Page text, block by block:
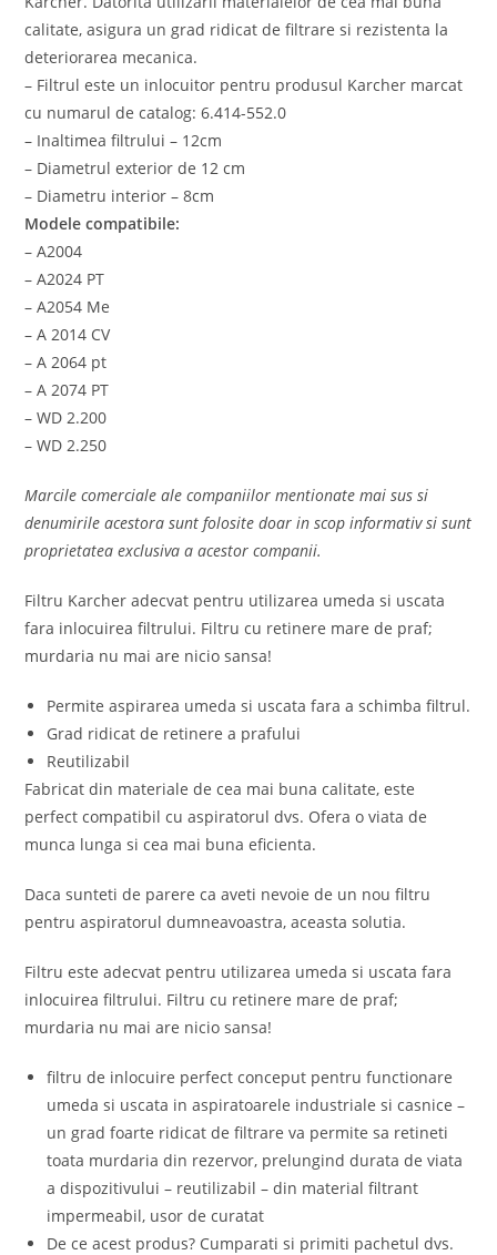
calitate, asigura un grad ridicat de filtrare si rezistenta la
deteriorarea mecanica.
– Filtrul este un inlocuitor pentru produsul Karcher marcat
cu numarul de catalog: 6.414-552.0
– Inaltimea filtrului – 12cm
– Diametrul exterior de 12 cm
– Diametru interior – 8cm
Modele compatibile:
– A2004
– A2024 PT
– A2054 Me
– A 2014 CV
– A 2064 pt
– A 2074 PT
– WD 2.200
– WD 2.250
Marcile comerciale ale companiilor mentionate mai sus si
denumirile acestora sunt folosite doar in scop informativ si sunt
proprietatea exclusiva a acestor companii.
Filtru Karcher adecvat pentru utilizarea umeda si uscata
fara inlocuirea filtrului. Filtru cu retinere mare de praf;
murdaria nu mai are nicio sansa!
Permite aspirarea umeda si uscata fara a schimba filtrul.
Grad ridicat de retinere a prafului
Reutilizabil
Fabricat din materiale de cea mai buna calitate, este
perfect compatibil cu aspiratorul dvs. Ofera o viata de
munca lunga si cea mai buna eficienta.
Daca sunteti de parere ca aveti nevoie de un nou filtru
pentru aspiratorul dumneavoastra, aceasta solutia.
Filtru este adecvat pentru utilizarea umeda si uscata fara
inlocuirea filtrului. Filtru cu retinere mare de praf;
murdaria nu mai are nicio sansa!
filtru de inlocuire perfect conceput pentru functionare
umeda si uscata in aspiratoarele industriale si casnice –
un grad foarte ridicat de filtrare va permite sa retineti
toata murdaria din rezervor, prelungind durata de viata
a dispozitivului – reutilizabil – din material filtrant
impermeabil, usor de curatat
De ce acest produs? Cumparati si primiti pachetul dvs.